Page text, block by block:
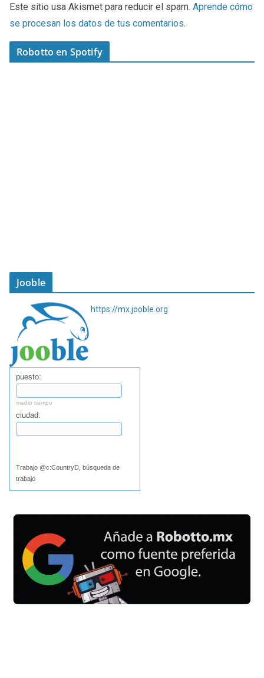
Este sitio usa Akismet para reducir el spam. Aprende cómo
se procesan los datos de tus comentarios.
Robotto en Spotify
Jooble
https://mx.jooble.org
puesto:
medio tiempo
ciudad:
Trabajo @c:CountryD, búsqueda de
trabajo